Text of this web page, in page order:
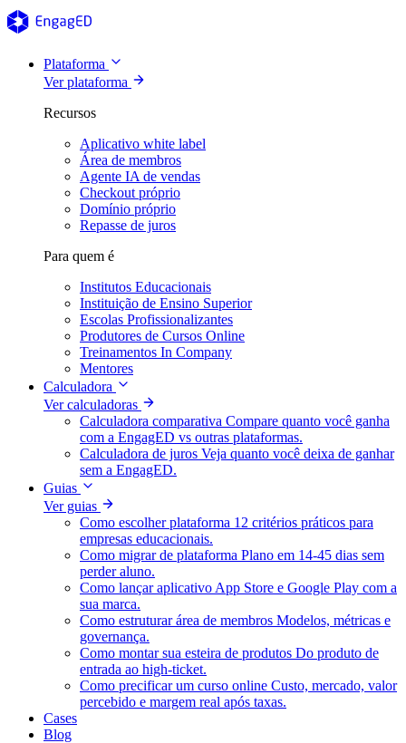
Plataforma
Ver plataforma
Recursos
Aplicativo white label
Área de membros
Agente IA de vendas
Checkout próprio
Domínio próprio
Repasse de juros
Para quem é
Institutos Educacionais
Instituição de Ensino Superior
Escolas Profissionalizantes
Produtores de Cursos Online
Treinamentos In Company
Mentores
Calculadora
Ver calculadoras
Calculadora comparativa Compare quanto você ganha
com a EngagED vs outras plataformas.
Calculadora de juros Veja quanto você deixa de ganhar
sem a EngagED.
Guias
Ver guias
Como escolher plataforma 12 critérios práticos para
empresas educacionais.
Como migrar de plataforma Plano em 14-45 dias sem
perder aluno.
Como lançar aplicativo App Store e Google Play com a
sua marca.
Como estruturar área de membros Modelos, métricas e
governança.
Como montar sua esteira de produtos Do produto de
entrada ao high-ticket.
Como precificar um curso online Custo, mercado, valor
percebido e margem real após taxas.
Cases
Blog